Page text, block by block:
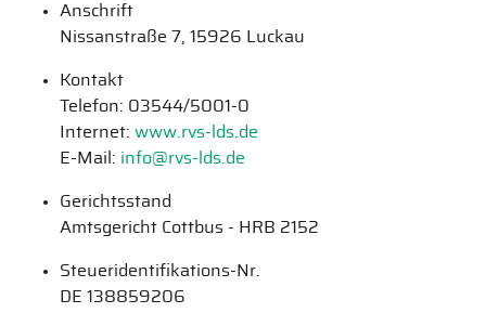
Anschrift
Nissanstraße 7, 15926 Luckau
Kontakt
Telefon: 03544/5001-0
Internet: www.rvs-lds.de
E-Mail: info@rvs-lds.de
Gerichtsstand
Amtsgericht Cottbus - HRB 2152
Steueridentifikations-Nr.
DE 138859206